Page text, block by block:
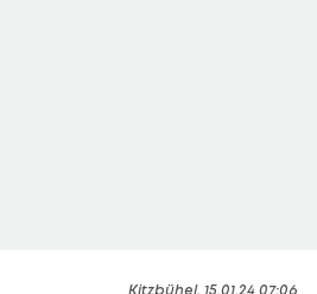
Kitzbühel, 15.01.24 07:06